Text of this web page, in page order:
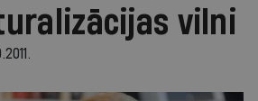
vilni